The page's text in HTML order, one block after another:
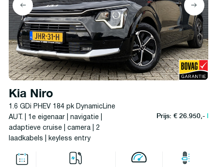
Kia Niro
1.6 GDi PHEV 184 pk DynamicLine
AUT. | 1e eigenaar | navigatie |
adaptieve cruise | camera | 2
laadkabels | keyless entry
Prijs: € 26.950,-l